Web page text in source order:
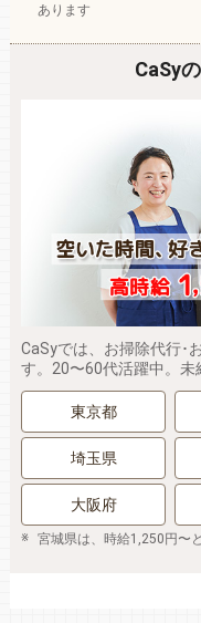
あります
CaSy
CaSyでは、お掃除代行･
す。20〜60代活躍中。未
東京都
埼玉県
大阪府
宮城県は、時給1,250円〜